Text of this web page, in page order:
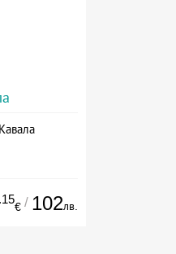
.15
€ / 102лв.